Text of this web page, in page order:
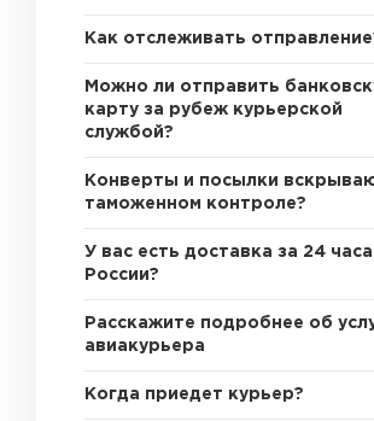
Как отслеживать
Можно ли отправить
карту за рубеж курьерской
службой?
Конверты и посылки
таможенном контроле?
У вас есть доставка за 24
России?
Расскажите подробнее об
авиакурьера
Когда приедет курьер?